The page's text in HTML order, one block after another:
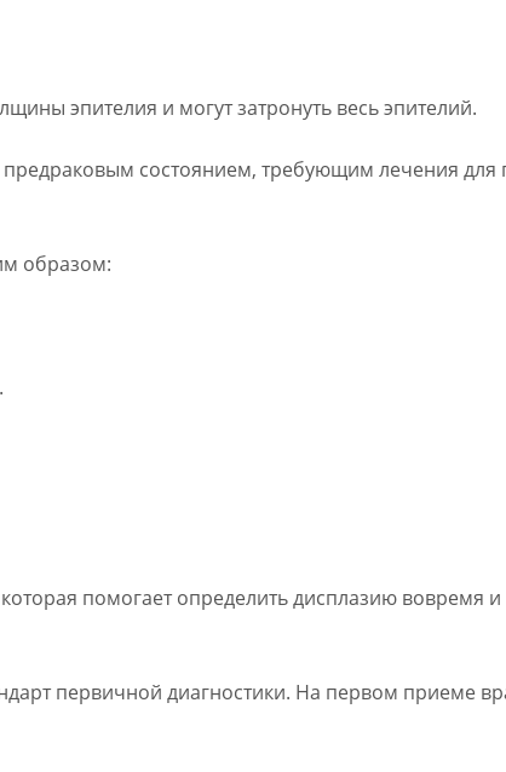
эпителия и могут затронуть весь эпителий.
состоянием, требующим лечения для
образом:
помогает определить дисплазию вовремя
первичной диагностики. На первом приеме